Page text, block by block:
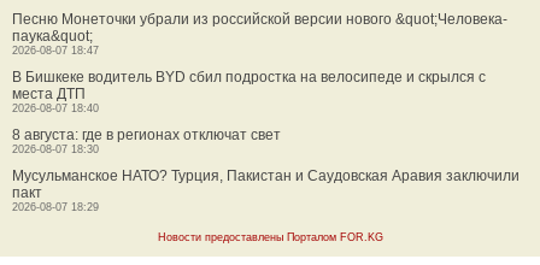
Песню Монеточки убрали из российской версии нового &quot;Человека-
паука&quot;
2026-08-07 18:47
В Бишкеке водитель BYD сбил подростка на велосипеде и скрылся с
места ДТП
2026-08-07 18:40
8 августа: где в регионах отключат свет
2026-08-07 18:30
Мусульманское НАТО? Турция, Пакистан и Саудовская Аравия заключили
пакт
2026-08-07 18:29
Новости предоставлены Порталом FOR.KG